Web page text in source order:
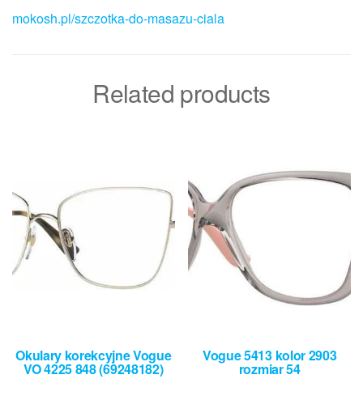
mokosh.pl/szczotka-do-masazu-ciala
Related products
Okulary korekcyjne Vogue
VO 4225 848 (69248182)
Vogue 5413 kolor 2903
rozmiar 54